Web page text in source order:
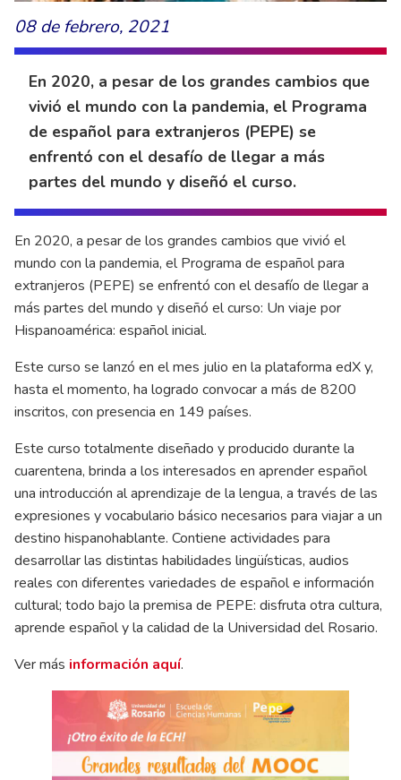
08 de febrero, 2021
En 2020, a pesar de los grandes cambios que
vivió el mundo con la pandemia, el Programa
de español para extranjeros (PEPE) se
enfrentó con el desafío de llegar a más
partes del mundo y diseñó el curso.
En 2020, a pesar de los grandes cambios que vivió el
mundo con la pandemia, el Programa de español para
extranjeros (PEPE) se enfrentó con el desafío de llegar a
más partes del mundo y diseñó el curso: Un viaje por
Hispanoamérica: español inicial.
Este curso se lanzó en el mes julio en la plataforma edX y,
hasta el momento, ha logrado convocar a más de 8200
inscritos, con presencia en 149 países.
Este curso totalmente diseñado y producido durante la
cuarentena, brinda a los interesados en aprender español
una introducción al aprendizaje de la lengua, a través de las
expresiones y vocabulario básico necesarios para viajar a un
destino hispanohablante. Contiene actividades para
desarrollar las distintas habilidades lingüísticas, audios
reales con diferentes variedades de español e información
cultural; todo bajo la premisa de PEPE: disfruta otra cultura,
aprende español y la calidad de la Universidad del Rosario.
Ver más información aquí.